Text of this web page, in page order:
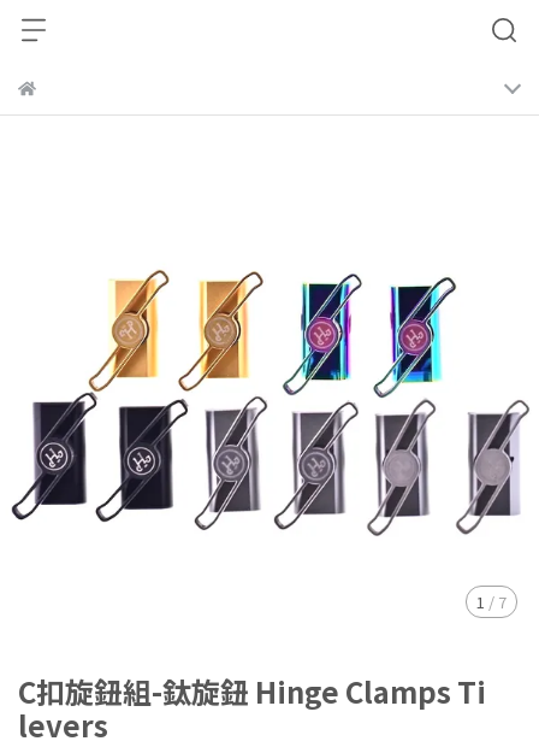
1 / 7
C扣旋鈕組-鈦旋鈕 Hinge Clamps Ti
levers